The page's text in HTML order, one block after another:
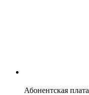
Абонентская плата